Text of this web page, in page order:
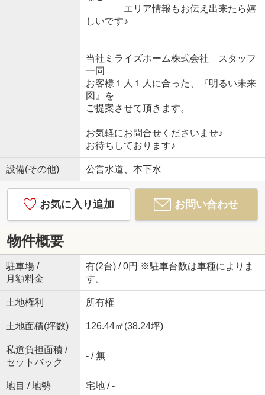
エリア情報もお伝え出来たら嬉
しいです♪
当社ミライズホーム株式会社 スタッフ
一同
お客様１人１人に合った、『明るい未来
図』を
ご提案させて頂きます。
お気軽にお問合せくださいませ♪
お待ちしております♪
設備(その他) 公営水道、本下水
お気に入り追加 お問い合わせ
物件概要
駐車場 /
月額料金
有(2台) / 0円 ※駐車台数は車種によりま
す。
土地権利 所有権
土地面積(坪数) 126.44㎡(38.24坪)
私道負担面積 /
セットバック
- / 無
地目 / 地勢 宅地 / -